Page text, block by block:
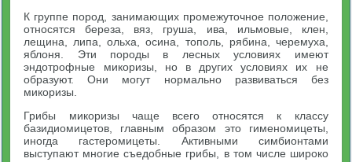
К группе пород, занимающих промежуточное положение,
относятся береза, вяз, груша, ива, ильмовые, клен,
лещина, липа, ольха, осина, тополь, рябина, черемуха,
яблоня. Эти породы в лесных условиях имеют
эндотрофные микоризы, но в других условиях их не
образуют. Они могут нормально развиваться без
микоризы.
Грибы микоризы чаще всего относятся к классу
базидиомицетов, главным образом это гименомицеты,
иногда гастеромицеты. Активными симбионтами
выступают многие съедобные грибы, в том числе широко